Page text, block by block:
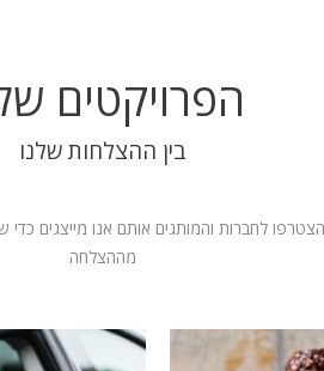
הפרויקטים
בין ההצלחות שלנו
הצטרפו לחברות והמותגים אותם אנו מייצגים
מההצלחה